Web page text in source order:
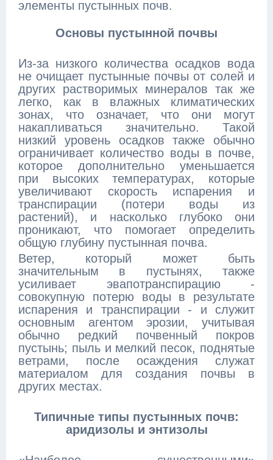
элементы пустынных почв.
Основы пустынной почвы
Из-за низкого количества осадков вода
не очищает пустынные почвы от солей и
других растворимых минералов так же
легко, как в влажных климатических
зонах, что означает, что они могут
накапливаться значительно. Такой
низкий уровень осадков также обычно
ограничивает количество воды в почве,
которое дополнительно уменьшается
при высоких температурах, которые
увеличивают скорость испарения и
транспирации (потери воды из
растений), и насколько глубоко они
проникают, что помогает определить
общую глубину пустынная почва.
Ветер, который может быть
значительным в пустынях, также
усиливает эвапотранспирацию -
совокупную потерю воды в результате
испарения и транспирации - и служит
основным агентом эрозии, учитывая
обычно редкий почвенный покров
пустынь; пыль и мелкий песок, поднятые
ветрами, после осаждения служат
материалом для создания почвы в
других местах.
Типичные типы пустынных почв:
аридизолы и энтизолы